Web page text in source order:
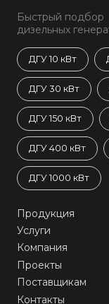
Быстрый подбор
дизельных
ДГУ 10 кВт
ДГУ 30 кВт
ДГУ 150 кВт
ДГУ 400 кВт
ДГУ 1000 кВт
Продукция
Услуги
Компания
Проекты
Поставщикам
Контакты